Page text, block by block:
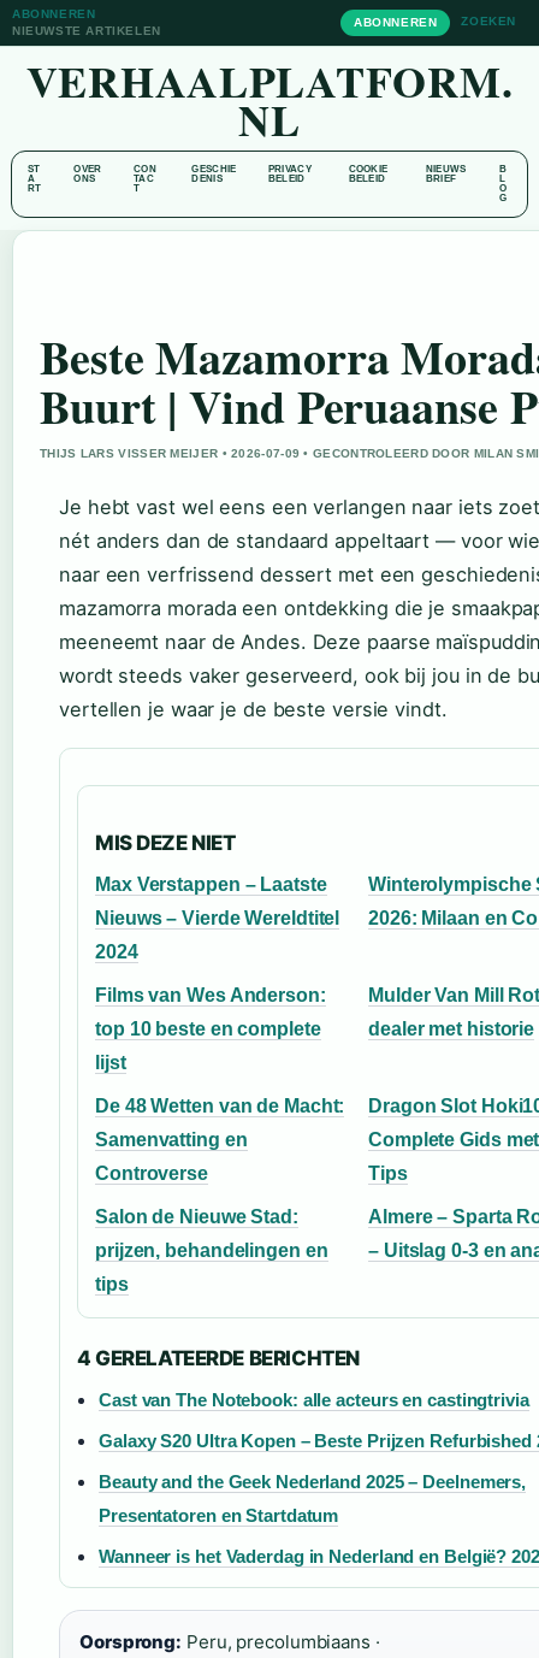
ABONNEREN
NIEUWSTE ARTIKELEN
ABONNEREN ZOEKEN
VERHAALPLATFORM.
NL
ST
A
RT
OVER
ONS
CON
TAC
T
GESCHIE
DENIS
PRIVACY
BELEID
COOKIE
BELEID
NIEUWS
BRIEF
B
L
O
G
Beste Mazamorra
Buurt | Vind Peruaanse
THIJS LARS VISSER MEIJER • 2026-07-09 • GECONTROLEERD DOOR MILAN
Je hebt vast wel eens een verlangen naar iets
nét anders dan de standaard appeltaart — voor
naar een verfrissend dessert met een
mazamorra morada een ontdekking die je
meeneemt naar de Andes. Deze paarse
wordt steeds vaker geserveerd, ook bij jou in de
vertellen je waar je de beste versie vindt.
MIS DEZE NIET
Max Verstappen – Laatste
Nieuws – Vierde Wereldtitel
2024
Winterolympische
2026: Milaan en
Films van Wes Anderson:
top 10 beste en complete
lijst
Mulder Van Mill
dealer met historie
De 48 Wetten van de Macht:
Samenvatting en
Controverse
Dragon Slot
Complete Gids
Tips
Salon de Nieuwe Stad:
prijzen, behandelingen en
tips
Almere – Sparta
– Uitslag 0-3 en
4 GERELATEERDE BERICHTEN
Cast van The Notebook: alle acteurs en castingtrivia
Galaxy S20 Ultra Kopen – Beste Prijzen Refurbished
Beauty and the Geek Nederland 2025 – Deelnemers,
Presentatoren en Startdatum
Wanneer is het Vaderdag in Nederland en België?
Oorsprong: Peru, precolumbiaans ·